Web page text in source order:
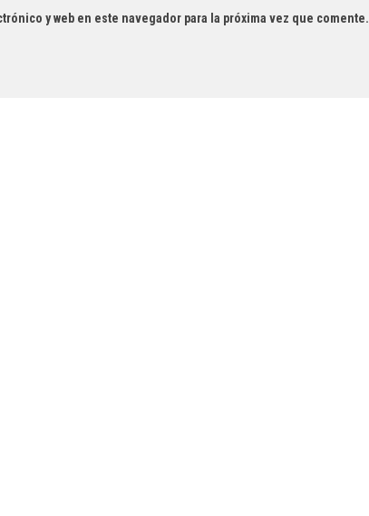
y web en este navegador para la próxima vez que comente.